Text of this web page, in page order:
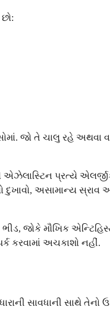
જો તે ચાલુ રહે અથવા
પ્રત્યે
અસામાન્ય સ્રાવ
જોકે મૌખિક
કરવામાં અચકાશો નહીં.
સાવધાની સાથે તેનો